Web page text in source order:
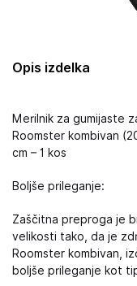
Opis izdelka
Merilnik za gumijaste
Roomster kombivan
cm – 1 kos
Boljše prileganje:
Zaščitna preproga je
velikosti tako, da je
Roomster kombivan,
boljše prileganje kot